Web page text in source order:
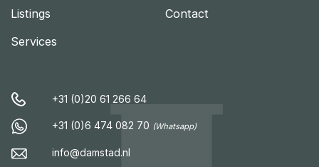
Listings
Services
Contact
+31 (0)20 61 266 64
+31 (0)6 474 082 70 (Whatsapp)
info@damstad.nl